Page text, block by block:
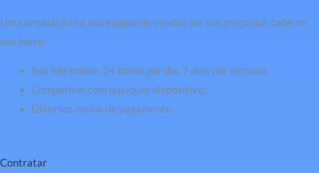
Uma ampliação na sua equipe de vendas por um preço que cabe no
seu bolso.
Sua loja online, 24 horas por dia, 7 dias por semana.
Compatível com qualquer dispositivo.
Diversos meios de pagamento.
Contratar